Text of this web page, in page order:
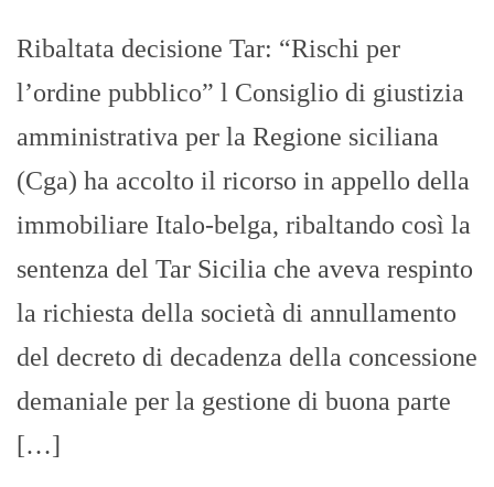
Ribaltata decisione Tar: “Rischi per
l’ordine pubblico” l Consiglio di giustizia
amministrativa per la Regione siciliana
(Cga) ha accolto il ricorso in appello della
immobiliare Italo-belga, ribaltando così la
sentenza del Tar Sicilia che aveva respinto
la richiesta della società di annullamento
del decreto di decadenza della concessione
demaniale per la gestione di buona parte
[…]